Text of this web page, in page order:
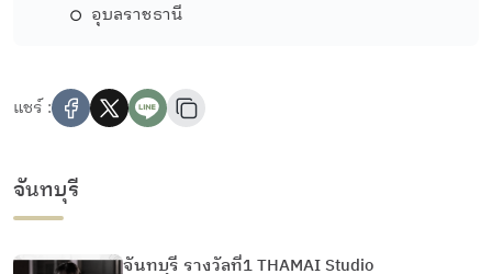
อุบลราชธานี
แชร์ :
จันทบุรี
จันทบุรี รางวัลที่1 THAMAI Studio